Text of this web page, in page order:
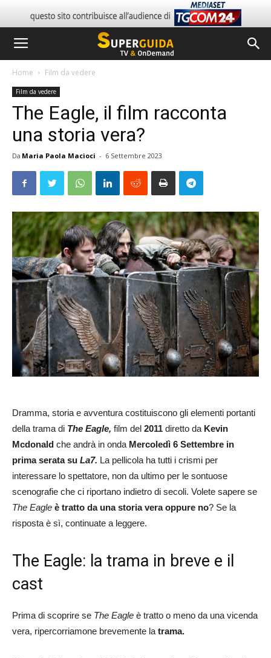
Home Film da vedere
Film da vedere
The Eagle, il film racconta
una storia vera?
Da Maria Paola Macioci - 6 Settembre 2023
Dramma, storia e avventura costituiscono gli elementi portanti
della trama di The Eagle, film del 2011 diretto da Kevin
Mcdonald che andrà in onda Mercoledì 6 Settembre in
prima serata su La7. La pellicola ha tutti i crismi per
interessare lo spettatore, non da ultimo per le sontuose
scenografie che ci riportano indietro di secoli. Volete sapere se
The Eagle è tratto da una storia vera oppure no? Se la
risposta è sì, continuate a leggere.
The Eagle: la trama in breve e il
cast
Prima di scoprire se The Eagle è tratto o meno da una vicenda
vera, ripercorriamone brevemente la trama.